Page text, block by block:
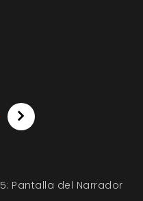
Pantalla del Narrador